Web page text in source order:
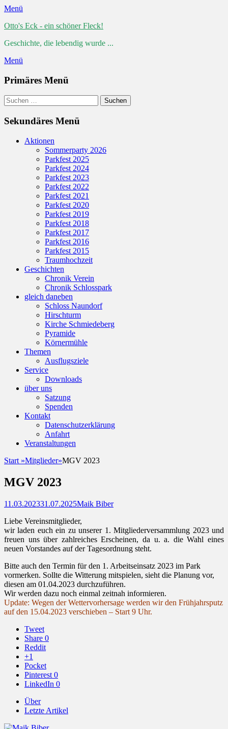
Menü
Otto's Eck - ein schöner Fleck!
Geschichte, die lebendig wurde ...
Menü
Primäres Menü
Zum
Inhalt
springen
Suchen
Suchen
nach:
Sekundäres Menü
Zum
Aktionen
Sommerparty 2026
Parkfest 2025
Parkfest 2024
Parkfest 2023
Parkfest 2022
Parkfest 2021
Parkfest 2020
Parkfest 2019
Parkfest 2018
Parkfest 2017
Parkfest 2016
Parkfest 2015
Traumhochzeit
Geschichten
Chronik Verein
Chronik Schlosspark
gleich daneben
Schloss Naundorf
Hirschturm
Kirche Schmiedeberg
Pyramide
Körnermühle
Themen
Ausflugsziele
Service
Downloads
über uns
Satzung
Spenden
Kontakt
Datenschutzerklärung
Anfahrt
Veranstaltungen
Start »Mitglieder»MGV 2023
MGV 2023
Posted
11.03.202331.07.2025Autor
Maik Biber
Liebe Vereinsmitglieder,
wir laden euch ein zu unserer 1. Mitgliederversammlung 2023 und
freuen uns über zahlreiches Erscheinen, da u. a. die Wahl eines
neuen Vorstandes auf der Tagesordnung steht.
Bitte auch den Termin für den 1. Arbeitseinsatz 2023 im Park
vormerken. Sollte die Witterung mitspielen, sieht die Planung vor,
diesen am 01.04.2023 durchzuführen.
Wir werden dazu noch einmal zeitnah informieren.
Update: Wegen der Wettervorhersage werden wir den Frühjahrsputz
auf den 15.04.2023 verschieben – Start 9 Uhr.
Tweet
Share 0
Reddit
+1
Pocket
Pinterest 0
LinkedIn 0
Über
Letzte Artikel